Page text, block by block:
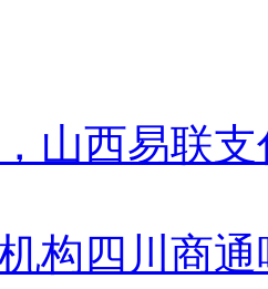
山西易联
构四川商